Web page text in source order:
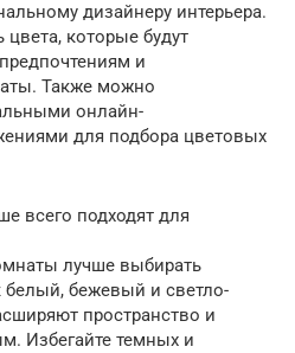
дизайнеру интерьера.
которые будут
и
Также можно
онлайн-
для подбора цветовых
всего подходят для
лучше выбирать
белый, бежевый и светло-
пространство и
Избегайте темных и